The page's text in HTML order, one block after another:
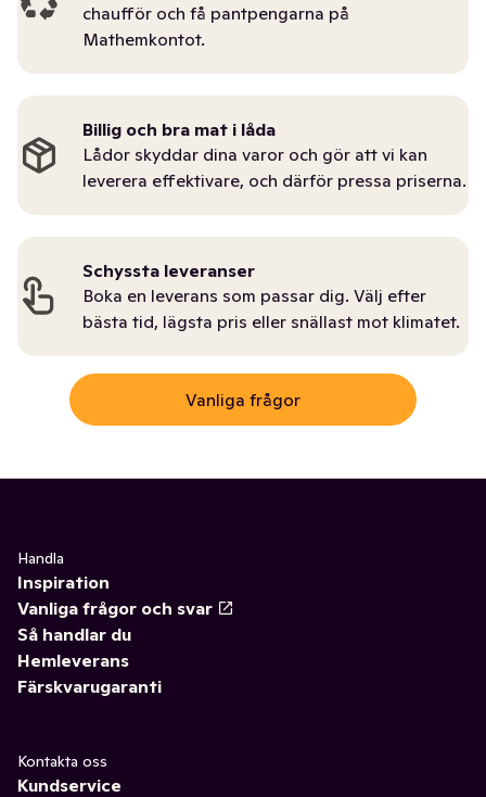
chaufför och få pantpengarna på
Mathemkontot.
Billig och bra mat i låda
Lådor skyddar dina varor och gör att vi kan
leverera effektivare, och därför pressa priserna.
Schyssta leveranser
Boka en leverans som passar dig. Välj efter
bästa tid, lägsta pris eller snällast mot klimatet.
Vanliga frågor
Handla
Inspiration
Vanliga frågor och svar
Så handlar du
Hemleverans
Färskvarugaranti
Kontakta oss
Kundservice